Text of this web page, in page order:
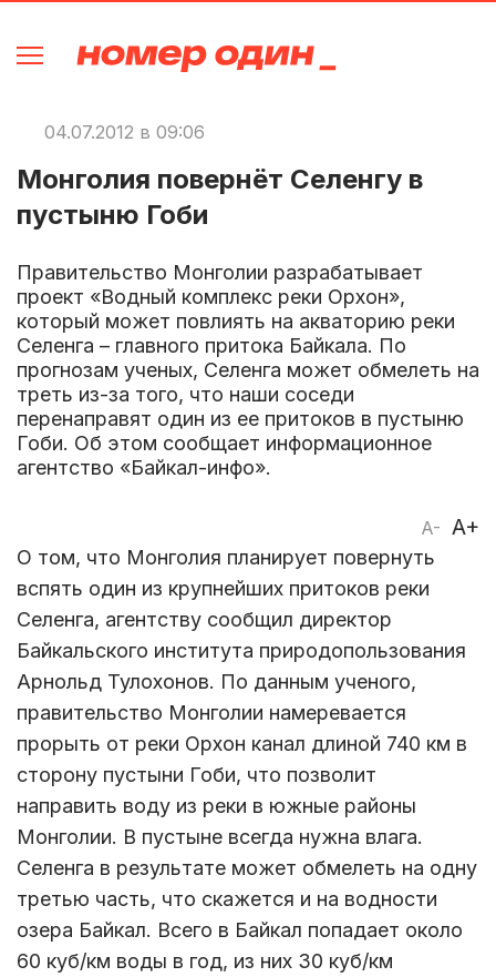
04.07.2012 в 09:06
Монголия повернёт Селенгу в
пустыню Гоби
Правительство Монголии разрабатывает
проект «Водный комплекс реки Орхон»,
который может повлиять на акваторию реки
Селенга – главного притока Байкала. По
прогнозам ученых, Селенга может обмелеть на
треть из-за того, что наши соседи
перенаправят один из ее притоков в пустыню
Гоби. Об этом сообщает информационное
агентство «Байкал-инфо».
A- A+
О том, что Монголия планирует повернуть
вспять один из крупнейших притоков реки
Селенга, агентству сообщил директор
Байкальского института природопользования
Арнольд Тулохонов. По данным ученого,
правительство Монголии намеревается
прорыть от реки Орхон канал длиной 740 км в
сторону пустыни Гоби, что позволит
направить воду из реки в южные районы
Монголии. В пустыне всегда нужна влага.
Селенга в результате может обмелеть на одну
третью часть, что скажется и на водности
озера Байкал. Всего в Байкал попадает около
60 куб/км воды в год, из них 30 куб/км